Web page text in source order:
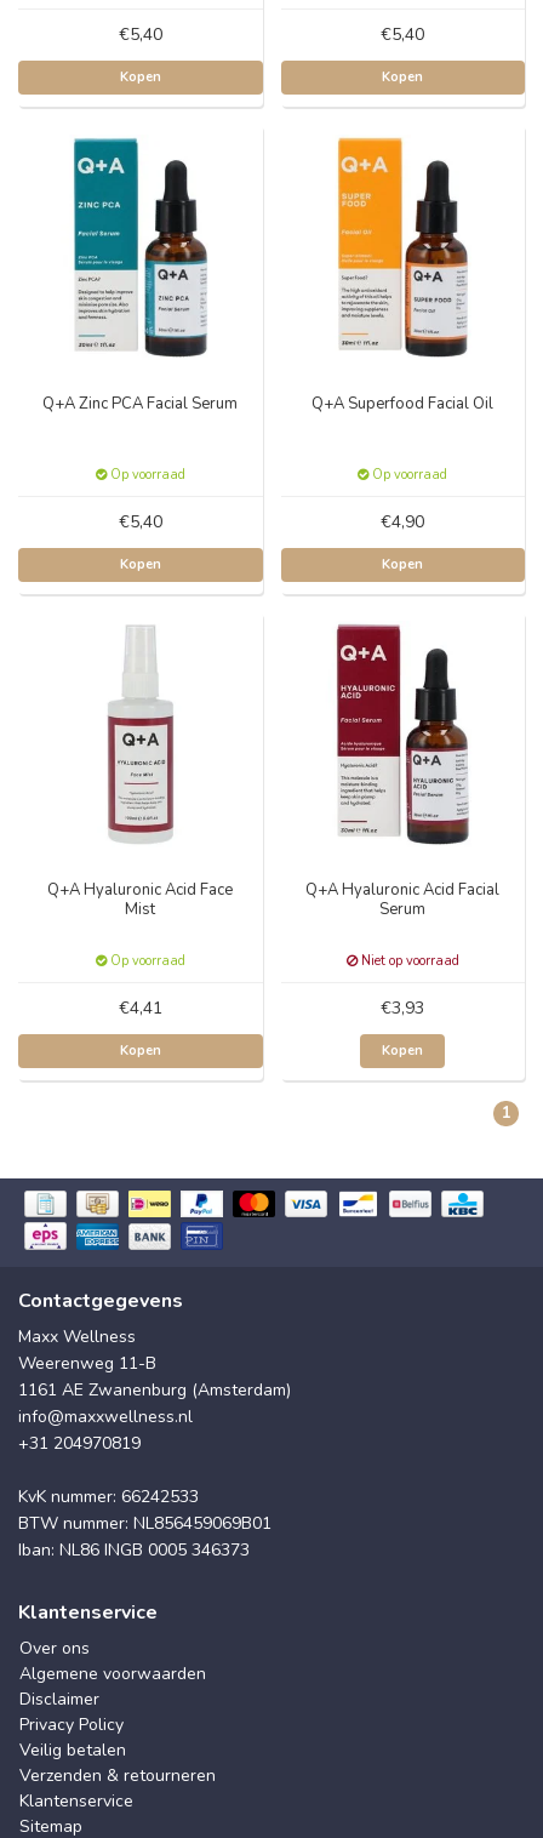
€5,40
Kopen
€5,40
Kopen
Q+A Zinc PCA Facial Serum
Op voorraad
€5,40
Kopen
Q+A Superfood Facial Oil
Op voorraad
€4,90
Kopen
Q+A Hyaluronic Acid Face
Mist
Op voorraad
€4,41
Kopen
Q+A Hyaluronic Acid Facial
Serum
Niet op voorraad
€3,93
Kopen
1
Contactgegevens
Maxx Wellness
Weerenweg 11-B
1161 AE Zwanenburg (Amsterdam)
info@maxxwellness.nl
+31 204970819
KvK nummer: 66242533
BTW nummer: NL856459069B01
Iban: NL86 INGB 0005 346373
Klantenservice
Over ons
Algemene voorwaarden
Disclaimer
Privacy Policy
Veilig betalen
Verzenden & retourneren
Klantenservice
Sitemap